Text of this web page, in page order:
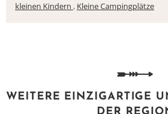
kleinen Kindern , Kleine Campingplätze
WEITERE EINZIGARTIGE